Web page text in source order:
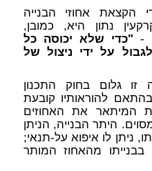
הקצאת אחוזי הבנייה
נתון היא, כמובן,
- "כדי שלא יכוסה כל
על ידי ניצול של
זו גלום בחוק התכנון
תשכ"ה-1965, שבהתאם להוראותיו קובעת
המיתאר את האחוזים
היתר הבנייה, הניתן
ניתן לו איפוא על-תנאי;
מהאחוז המותר